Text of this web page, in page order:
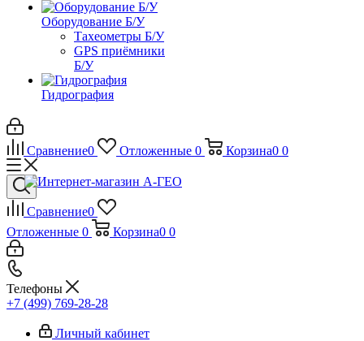
Оборудование Б/У
Тахеометры Б/У
GPS приёмники
Б/У
Гидрография
Сравнение0 Отложенные 0 Корзина0 0
Сравнение0
Отложенные 0 Корзина0 0
Телефоны
+7 (499) 769-28-28
Личный кабинет